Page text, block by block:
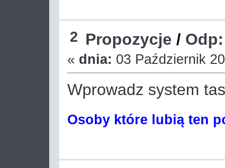
2 Propozycje /
« dnia: 03 Październik
Wprowadz system
Osoby które lubią ten